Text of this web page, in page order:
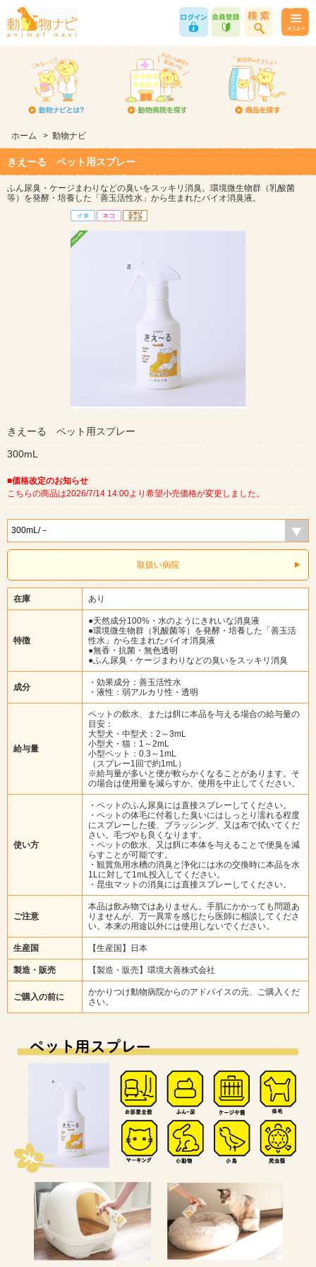
ホーム > 動物ナビ
きえーる ペット用スプレー
ふん尿臭・ケージまわりなどの臭いをスッキリ消臭。環境微生物群（乳酸菌
等）を発酵・培養した「善玉活性水」から生まれたバイオ消臭液。
きえーる ペット用スプレー
300mL
■価格改定のお知らせ
こちらの商品は2026/7/14 14:00より希望小売価格が変更しました。
取扱い病院
在庫 あり
特徴
●天然成分100%・水のようにきれいな消臭液
●環境微生物群（乳酸菌等）を発酵・培養した「善玉活
性水」から生まれたバイオ消臭液
●無香・抗菌・無色透明
●ふん尿臭・ケージまわりなどの臭いをスッキリ消臭
成分
・効果成分：善玉活性水
・液性：弱アルカリ性・透明
給与量
ペットの飲水、または餌に本品を与える場合の給与量の
目安：
大型犬・中型犬：2～3mL
小型犬・猫：1～2mL
小型ペット：0.3～1mL
（スプレー1回で約1mL）
※給与量が多いと便が軟らかくなることがあります。そ
の場合は使用量を減らすか、使用を中止してください。
使い方
・ペットのふん尿臭には直接スプレーしてください。
・ペットの体毛に付着した臭いにはしっとり濡れる程度
にスプレーした後、ブラッシング、又は布で拭いてくだ
さい。毛づやも良くなります。
・ペットの飲水、又は餌に本体を与えることで便臭を減
らすことが可能です。
・観賞魚用水槽の消臭と浄化には水の交換時に本品を水
1Lに対して1mL投入してください。
・昆虫マットの消臭には直接スプレーしてください。
ご注意
本品は飲み物ではありません。手肌にかかっても問題あ
りませんが、万一異常を感じたら医師に相談してくださ
い。本来の用途以外には使用しないでください。
生産国 【生産国】日本
製造・販売 【製造・販売】環境大善株式会社
ご購入の前に
かかりつけ動物病院からのアドバイスの元、ご購入くだ
さい。